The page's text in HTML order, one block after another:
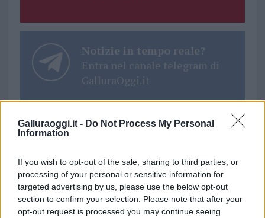
Galluraoggi.it - Do Not Process My Personal
Information
If you wish to opt-out of the sale, sharing to third parties, or
processing of your personal or sensitive information for
targeted advertising by us, please use the below opt-out
section to confirm your selection. Please note that after your
opt-out request is processed you may continue seeing
Notizie in tempo reale?
Entra nel canale telegram di
GalluraOggi.it
daGoogle News